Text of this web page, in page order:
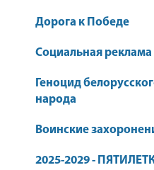
Дорога к Победе
Социальная реклама
Геноцид
народа
Воинские
2025-2029 -